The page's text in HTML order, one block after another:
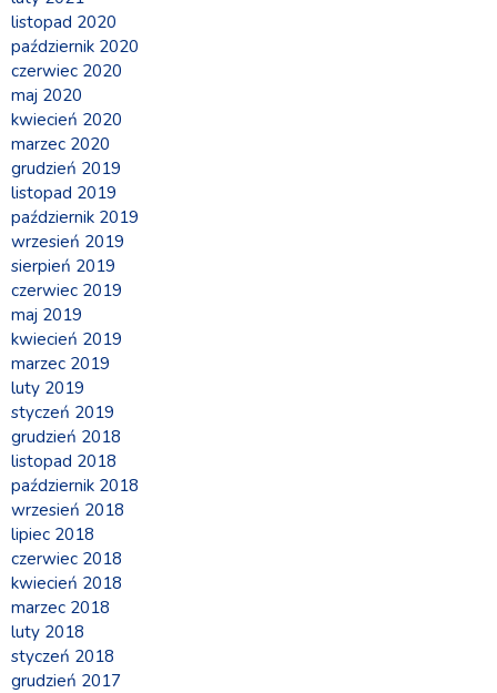
listopad 2020
październik 2020
czerwiec 2020
maj 2020
kwiecień 2020
marzec 2020
grudzień 2019
listopad 2019
październik 2019
wrzesień 2019
sierpień 2019
czerwiec 2019
maj 2019
kwiecień 2019
marzec 2019
luty 2019
styczeń 2019
grudzień 2018
listopad 2018
październik 2018
wrzesień 2018
lipiec 2018
czerwiec 2018
kwiecień 2018
marzec 2018
luty 2018
styczeń 2018
grudzień 2017